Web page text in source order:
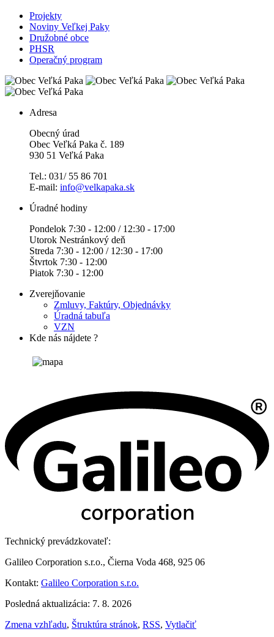
Projekty
Noviny Veľkej Paky
Družobné obce
PHSR
Operačný program
Adresa
Obecný úrad
Obec Veľká Paka č. 189
930 51 Veľká Paka
Tel.: 031/ 55 86 701
E-mail: info@velkapaka.sk
Úradné hodiny
Pondelok 7:30 - 12:00 / 12:30 - 17:00
Utorok Nestránkový deň
Streda 7:30 - 12:00 / 12:30 - 17:00
Štvrtok 7:30 - 12:00
Piatok 7:30 - 12:00
Zverejňovanie
Zmluvy, Faktúry, Objednávky
Úradná tabuľa
VZN
Kde nás nájdete ?
Technický prevádzkovateľ:
Galileo Corporation s.r.o., Čierna Voda 468, 925 06
Kontakt: Galileo Corporation s.r.o.
Posledná aktualizácia: 7. 8. 2026
Zmena vzhľadu, Štruktúra stránok, RSS, Vytlačiť